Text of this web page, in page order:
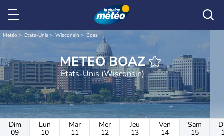
Météo Etats-Unis Wisconsin Boaz
METEO BOAZ
Etats-Unis (Wisconsin)
Dim
09
Lun
10
Mar
11
Mer
12
Jeu
13
Ven
14
Sam
15